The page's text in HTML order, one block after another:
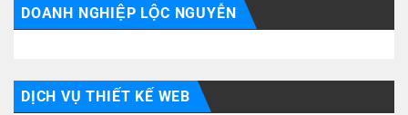
DOANH NGHIỆP LỘC NGUYỄN
DỊCH VỤ THIẾT KẾ WEB